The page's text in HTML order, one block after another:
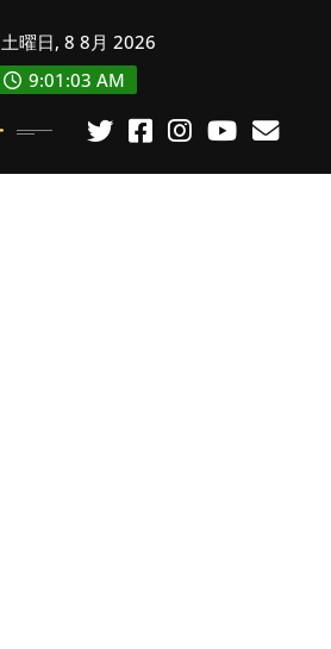
土曜日, 8 8月 2026
9:01:04 AM